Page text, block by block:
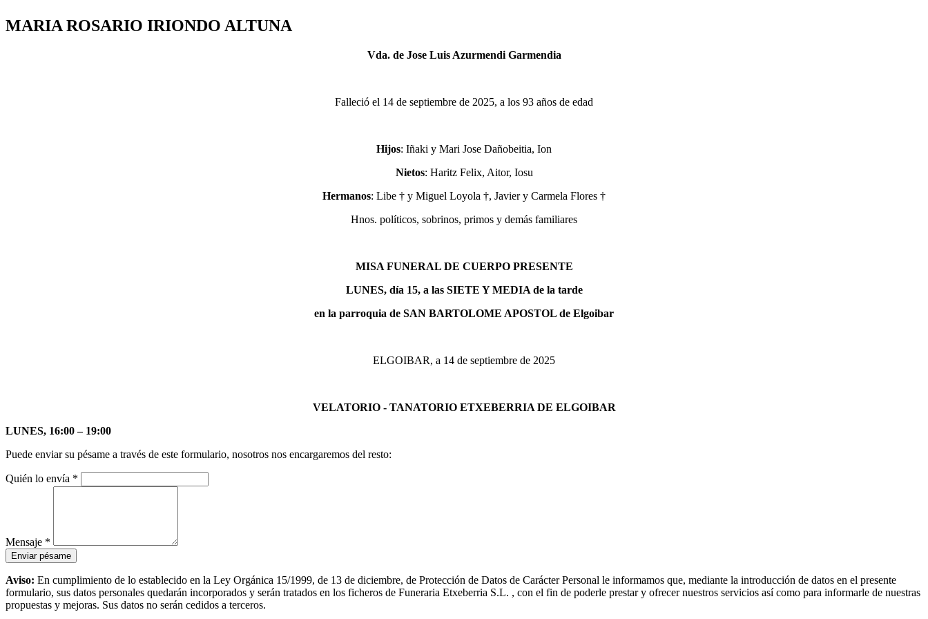
MARIA ROSARIO IRIONDO ALTUNA
Vda. de Jose Luis Azurmendi Garmendia
Falleció el 14 de septiembre de 2025, a los 93 años de edad
Hijos: Iñaki y Mari Jose Dañobeitia, Ion
Nietos: Haritz Felix, Aitor, Iosu
Hermanos: Libe † y Miguel Loyola †, Javier y Carmela Flores †
Hnos. políticos, sobrinos, primos y demás familiares
MISA FUNERAL DE CUERPO PRESENTE
LUNES, día 15, a las SIETE Y MEDIA de la tarde
en la parroquia de SAN BARTOLOME APOSTOL de Elgoibar
ELGOIBAR, a 14 de septiembre de 2025
VELATORIO - TANATORIO ETXEBERRIA DE ELGOIBAR
LUNES, 16:00 – 19:00
Puede enviar su pésame a través de este formulario, nosotros nos encargaremos del resto:
Quién lo envía *
Mensaje *
Aviso: En cumplimiento de lo establecido en la Ley Orgánica 15/1999, de 13 de diciembre, de Protección de Datos de Carácter Personal le informamos que, mediante la introducción de datos en el presente
formulario, sus datos personales quedarán incorporados y serán tratados en los ficheros de Funeraria Etxeberria S.L. , con el fin de poderle prestar y ofrecer nuestros servicios así como para informarle de nuestras
propuestas y mejoras. Sus datos no serán cedidos a terceros.